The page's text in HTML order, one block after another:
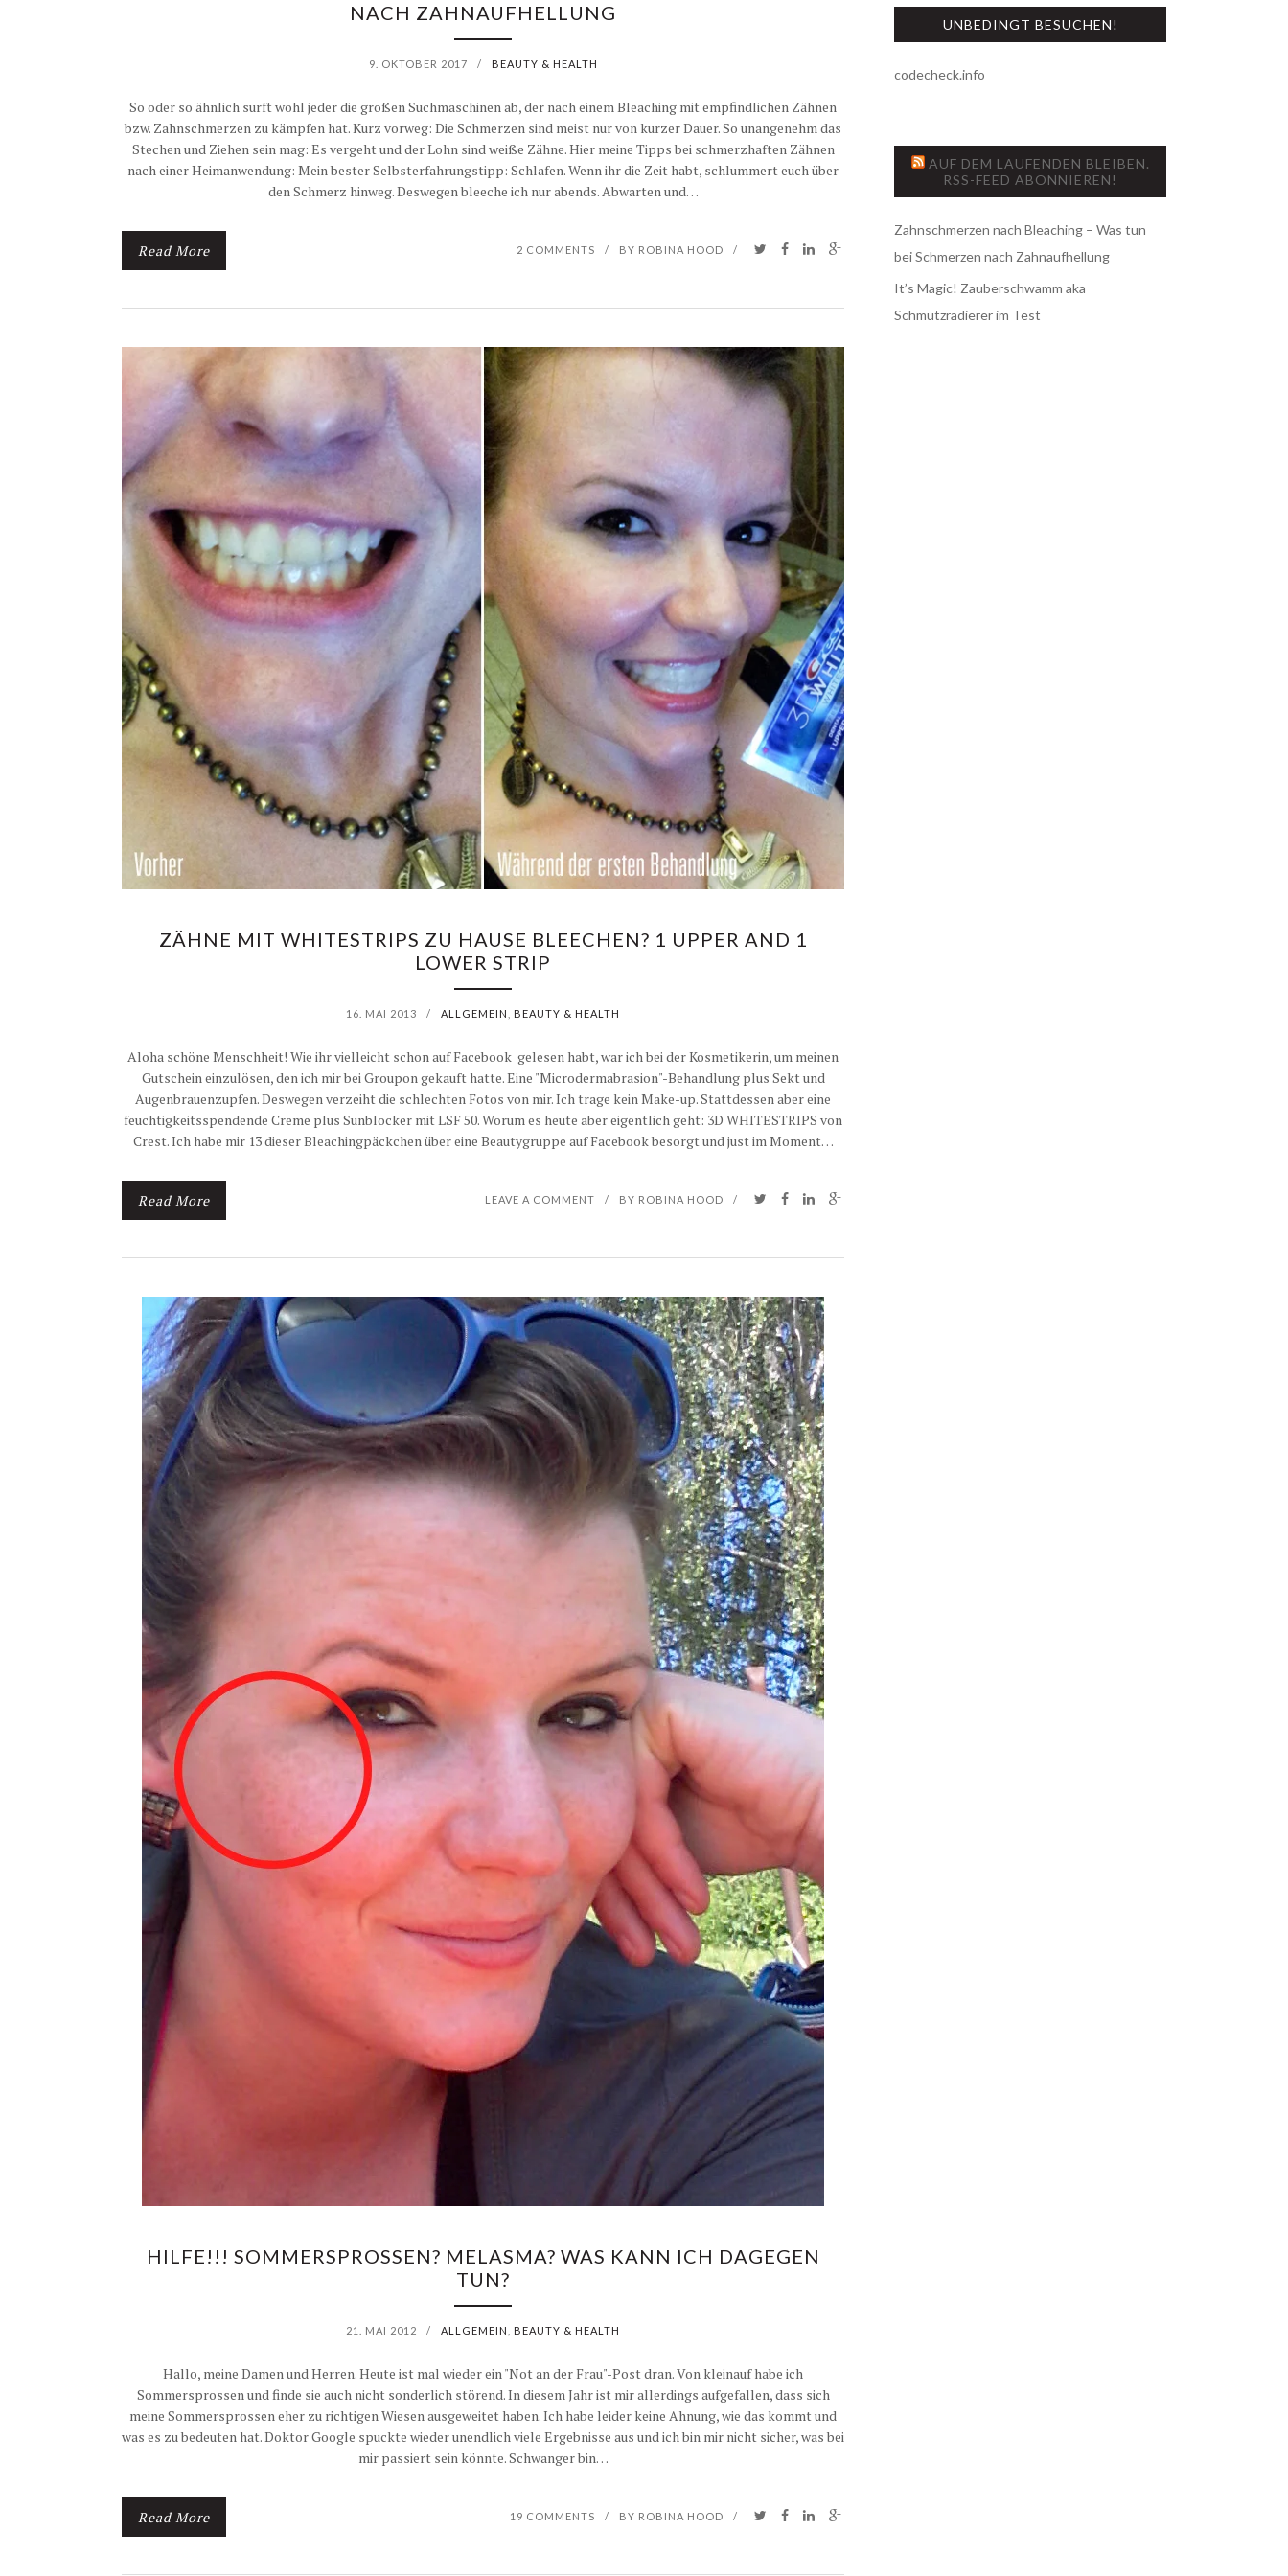
NACH ZAHNAUFHELLUNG
9. OKTOBER 2017 / BEAUTY & HEALTH
So oder so ähnlich surft wohl jeder die großen Suchmaschinen ab, der nach einem Bleaching mit empfindlichen Zähnen
bzw. Zahnschmerzen zu kämpfen hat. Kurz vorweg: Die Schmerzen sind meist nur von kurzer Dauer. So unangenehm das
Stechen und Ziehen sein mag: Es vergeht und der Lohn sind weiße Zähne. Hier meine Tipps bei schmerzhaften Zähnen
nach einer Heimanwendung: Mein bester Selbsterfahrungstipp: Schlafen. Wenn ihr die Zeit habt, schlummert euch über
den Schmerz hinweg. Deswegen bleeche ich nur abends. Abwarten und…
Read More 2 COMMENTS / BY ROBINA HOOD /
ZÄHNE MIT WHITESTRIPS ZU HAUSE BLEECHEN? 1 UPPER AND 1
LOWER STRIP
16. MAI 2013 / ALLGEMEIN BEAUTY & HEALTH
Aloha schöne Menschheit! Wie ihr vielleicht schon auf Facebook gelesen habt, war ich bei der Kosmetikerin, um meinen
Gutschein einzulösen, den ich mir bei Groupon gekauft hatte. Eine "Microdermabrasion"-Behandlung plus Sekt und
Augenbrauenzupfen. Deswegen verzeiht die schlechten Fotos von mir. Ich trage kein Make-up. Stattdessen aber eine
feuchtigkeitsspendende Creme plus Sunblocker mit LSF 50. Worum es heute aber eigentlich geht: 3D WHITESTRIPS von
Crest. Ich habe mir 13 dieser Bleachingpäckchen über eine Beautygruppe auf Facebook besorgt und just im Moment…
Read More LEAVE A COMMENT / BY ROBINA HOOD /
HILFE!!! SOMMERSPROSSEN? MELASMA? WAS KANN ICH DAGEGEN
TUN?
21. MAI 2012 / ALLGEMEIN BEAUTY & HEALTH
Hallo, meine Damen und Herren. Heute ist mal wieder ein "Not an der Frau"-Post dran. Von kleinauf habe ich
Sommersprossen und finde sie auch nicht sonderlich störend. In diesem Jahr ist mir allerdings aufgefallen, dass sich
meine Sommersprossen eher zu richtigen Wiesen ausgeweitet haben. Ich habe leider keine Ahnung, wie das kommt und
was es zu bedeuten hat. Doktor Google spuckte wieder unendlich viele Ergebnisse aus und ich bin mir nicht sicher, was bei
mir passiert sein könnte. Schwanger bin…
Read More 19 COMMENTS / BY ROBINA HOOD /
UNBEDINGT BESUCHEN!
codecheck.info
AUF DEM LAUFENDEN BLEIBEN.
RSS-FEED ABONNIEREN!
Zahnschmerzen nach Bleaching – Was tun
bei Schmerzen nach Zahnaufhellung
It’s Magic! Zauberschwamm aka
Schmutzradierer im Test